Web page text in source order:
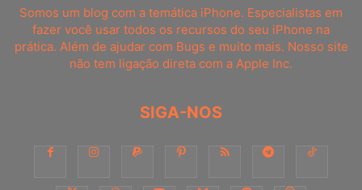
Somos um blog com a temática iPhone. Especialistas em
fazer você usar todos os recursos do seu iPhone na
prática. Além de ajudar com Bugs e muito mais. Nosso site
não tem ligação direta com a Apple Inc.
SIGA-NOS